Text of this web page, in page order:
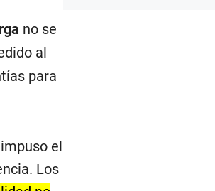
no se
al
para
el
Los